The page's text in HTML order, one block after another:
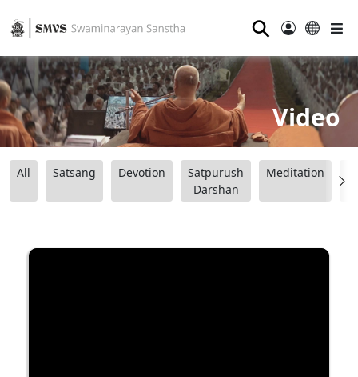
⚲
Video
All Satsang Devotion
Satpurush
Darshan
Meditation